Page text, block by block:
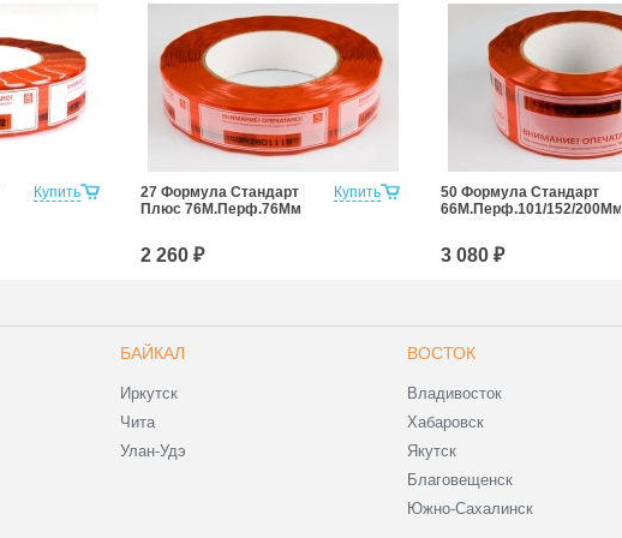
Купить Купить
27 Формула Стандарт
Плюс 76М.Перф.76Мм
2 260 ₽
50 Формула Стандарт
66М.Перф.101/152/200Мм
3 080 ₽
БАЙКАЛ
Иркутск
Чита
Улан-Удэ
ВОСТОК
Владивосток
Хабаровск
Якутск
Благовещенск
Южно-Сахалинск